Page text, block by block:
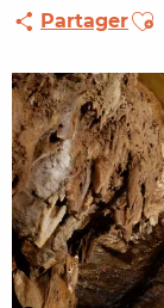
Partager